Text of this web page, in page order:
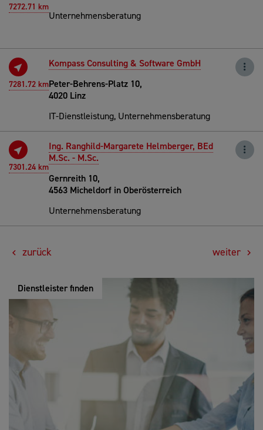
7272.71 km
Unternehmensberatung
7281.72 km
Kompass Consulting & Software GmbH
Peter-Behrens-Platz 10,
4020 Linz
IT-Dienstleistung, Unternehmensberatung
7301.24 km
Ing. Ranghild-Margarete Helmberger, BEd
M.Sc. - M.Sc.
Gernreith 10,
4563 Micheldorf in Oberösterreich
Unternehmensberatung
zurück weiter
Dienstleister finden